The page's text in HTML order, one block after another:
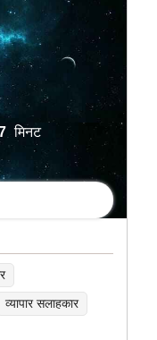
मिनट
व्यापार सलाहकार